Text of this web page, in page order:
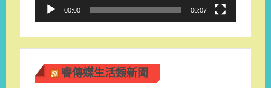
00:00 06:07
睿傳媒生活類新聞